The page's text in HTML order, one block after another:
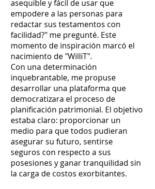
asequible y fácil de usar que
empodere a las personas para
redactar sus testamentos con
facilidad?" me pregunté. Este
momento de inspiración marcó el
nacimiento de "WilliT".
Con una determinación
inquebrantable, me propuse
desarrollar una plataforma que
democratizara el proceso de
planificación patrimonial. El objetivo
estaba claro: proporcionar un
medio para que todos pudieran
asegurar su futuro, sentirse
seguros con respecto a sus
posesiones y ganar tranquilidad sin
la carga de costos exorbitantes.